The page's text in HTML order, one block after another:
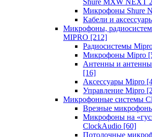
Shure MXW NEXT 2
Микрофоны Shure
Кабели и
Микрофоны,
MIPRO [212]
Радиосистемы
Микрофоны Mipro
Антенны и
[16]
Аксессуары Mipro
Управление Mipro
Микрофонные системы
Врезные
Микрофоны на
ClockAudio [60]
Потолочные